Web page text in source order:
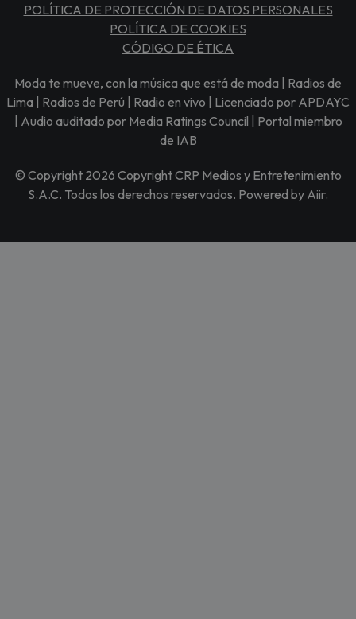
POLÍTICA DE PROTECCIÓN DE DATOS PERSONALES
POLÍTICA DE COOKIES
CÓDIGO DE ÉTICA
Moda te mueve, con la música que está de moda | Radios de
Lima | Radios de Perú | Radio en vivo | Licenciado por APDAYC
| Audio auditado por Media Ratings Council | Portal miembro
de IAB
© Copyright 2026 Copyright CRP Medios y Entretenimiento
S.A.C. Todos los derechos reservados. Powered by Aiir.